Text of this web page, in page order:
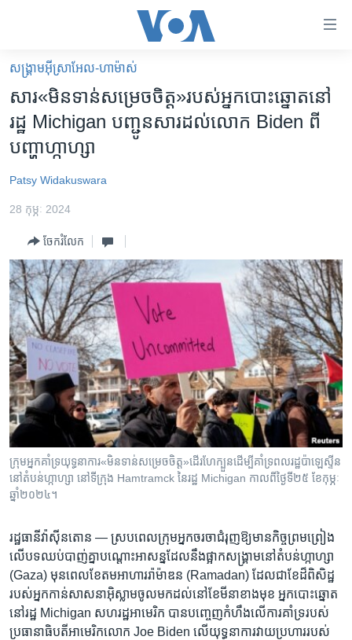
គេហទំព័រ​
ទាក់ទង
និង​
ចូល​
ទំព័រ​
ព័ត៌មាន​​
រំលង​
និង​
ចូល​
ទៅ​
ទំព័រ​
រចនា
សម្ព័ន្ធ​
រំលង​
និង​
ចូល​
ទៅ​
កាន់​
ទំព័រ​
ស្វែង​
កម្ពុជា
ព្រឹត្តិការណ៍ព័ត៌មាន
ទូរទស្សន៍ / វីដេអូ​
វិទ្យុ / ផតខាសថ៍
កម្មវិធីទាំងអស់
Khmer English
បណ្តាញ​សង្គម
ភាសា
សង្គ្រាម​អ៊ីស្រាអែល-ហាម៉ាស់
សារ«មិនទាន់សម្រេចចិត្ត»របស់អ្នកបោះឆ្នោតនៅ
រដ្ឋ Michigan បញ្ជូនសារដល់លោក Biden ពី
បញ្ហាហ្កាហ្សា
Patsy Widakuswara
28 កុម្ភៈ 2024
ចែករំលែក
ក្រុមអ្នកគាំទ្រយុទ្ធនាការ«មិនទាន់សម្រេចចិត្ត»ដើរហែក្បួន​ដើម្បីគាំទ្រ​ពលរដ្ឋប៉ាឡេស្ទីន​
នៅតំបន់ហ្កាហ្សា នៅទីក្រុង Hamtramck នៃរដ្ឋ Michigan កាលពីថ្ងៃទី២៥ ខែកុម្ភៈ
ឆ្នាំ២០២៤។
រដ្ឋធានីវ៉ាស៊ីនតោន — ស្របពេល​ក្រុម​អ្នក​ចរចា​ជំរុញ​ឱ្យ​មាន​កិច្ច​ព្រមព្រៀង​
លើ​បទឈប់បាញ់គ្នាបណ្ដោះ​អាសន្ន​ដែល​នឹង​ផ្អាក​សង្គ្រាម​នៅ​តំបន់​ហ្កាហ្សា
(Gaza) មុន​ពេល​ខែ​តម​អាហារ​រ៉ាម៉ាឌន (Ramadan) ដែល​ជា​ខែ​ដ៏​ពិសិដ្ឋ​
របស់​អ្នក​កាន់​សាសនា​អ៊ិស្លាម​ចូល​មក​ដល់​នៅ​ខែ​មីនា​ខាងមុខ អ្នកបោះឆ្នោត​
នៅរដ្ឋ Michigan សហរដ្ឋ​អាមេរិក បាន​បញ្ចេញ​កំហឹង​លើ​ការ​គាំទ្រ​របស់​
ប្រធានាធិបតី​អាមេរិក​លោក Joe Biden លើ​យុទ្ធនាការ​វាយ​ប្រហារ​របស់​